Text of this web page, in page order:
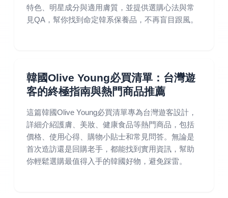
特色、明星成分與適用膚質，並提供選購心法與常
見QA，幫你找到命定韓系保養品，不再盲目跟風。
韓國Olive Young必買清單：台灣遊
客的終極指南與熱門商品推薦
這篇韓國Olive Young必買清單專為台灣遊客設計，
詳細介紹護膚、美妝、健康食品等熱門商品，包括
價格、使用心得、購物小貼士和常見問答。無論是
首次造訪還是回購老手，都能找到實用資訊，幫助
你輕鬆選購最值得入手的韓國好物，避免踩雷。